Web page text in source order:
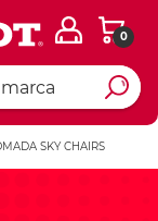
0
SKY CHAIRS
Ingresar Codigo